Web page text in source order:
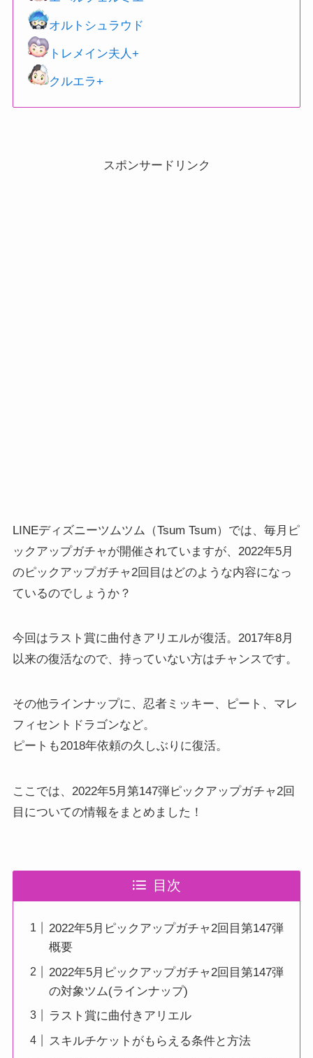
オルトシュラウド
トレメイン夫人+
クルエラ+
スポンサードリンク
LINEディズニーツムツム（Tsum Tsum）では、毎月ピ
ックアップガチャが開催されていますが、2022年5月
のピックアップガチャ2回目はどのような内容になっ
ているのでしょうか？
今回はラスト賞に曲付きアリエルが復活。2017年8月
以来の復活なので、持っていない方はチャンスです。
その他ラインナップに、忍者ミッキー、ピート、マレ
フィセントドラゴンなど。
ピートも2018年依頼の久しぶりに復活。
ここでは、2022年5月第147弾ピックアップガチャ2回
目についての情報をまとめました！
目次
2022年5月ピックアップガチャ2回目第147弾
概要
2022年5月ピックアップガチャ2回目第147弾
の対象ツム(ラインナップ)
ラスト賞に曲付きアリエル
スキルチケットがもらえる条件と方法